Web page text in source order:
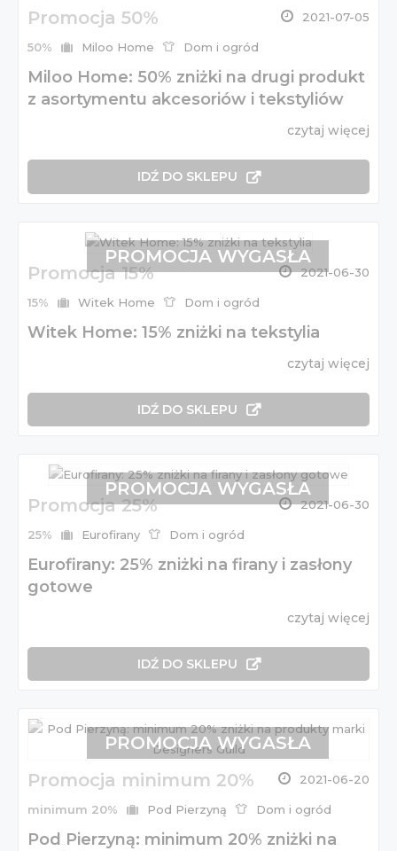
Promocja 50% 2021-07-05
50% Miloo Home Dom i ogród
Miloo Home: 50% zniżki na drugi produkt
z asortymentu akcesoriów i tekstyliów
czytaj więcej
IDŹ DO SKLEPU
Promocja 15% 2021-06-30
15% Witek Home Dom i ogród
Witek Home: 15% zniżki na tekstylia
czytaj więcej
IDŹ DO SKLEPU
PROMOCJA WYGASŁA
Promocja 25% 2021-06-30
25% Eurofirany Dom i ogród
Eurofirany: 25% zniżki na firany i zasłony
gotowe
czytaj więcej
IDŹ DO SKLEPU
PROMOCJA WYGASŁA
Promocja minimum 20% 2021-06-20
minimum 20% Pod Pierzyną Dom i ogród
Pod Pierzyną: minimum 20% zniżki na
PROMOCJA WYGASŁA